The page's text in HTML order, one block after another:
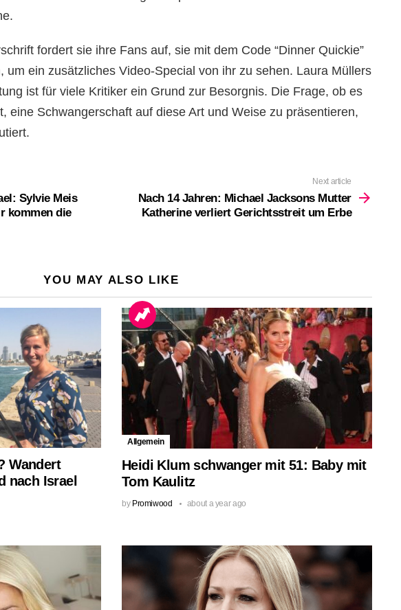
fordert sie ihre Fans auf, sie mit dem Code “Dinner Quickie”
um ein zusätzliches Video-Special von ihr zu sehen. Laura Müllers
ist für viele Kritiker ein Grund zur Besorgnis. Die Frage, ob es
eine Schwangerschaft auf diese Art und Weise zu präsentieren,
Sylvie Meis
kommen die
Next article
Nach 14 Jahren: Michael Jacksons Mutter
Katherine verliert Gerichtsstreit um Erbe
YOU MAY ALSO LIKE
Wandert
nach Israel
Allgemein
Heidi Klum schwanger mit 51: Baby mit
Tom Kaulitz
by Promiwood about a year ago